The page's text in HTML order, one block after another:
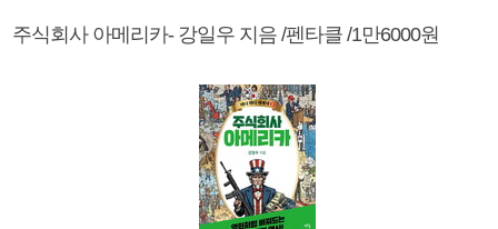
주식회사 아메리카- 강일우 지음 /펜타클 /1만6000원